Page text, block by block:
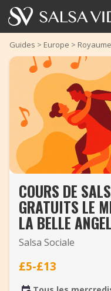
Accueil
Événements
Actualités
Articles
Vidéos
Glossaire
Boutique
TuneTempo
Guides > Europe >
COURS DE
GRATUITS LE
LA BELLE
Salsa Sociale
£5-£13